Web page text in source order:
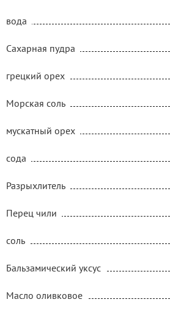
вода
Сахарная пудра
грецкий орех
Морская соль
мускатный орех
сода
Разрыхлитель
Перец чили
соль
Бальзамический уксус
Масло оливковое